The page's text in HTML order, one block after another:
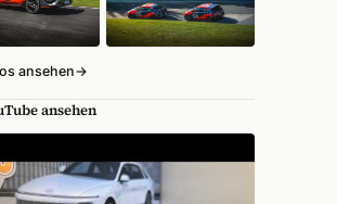
ansehen→
ansehen